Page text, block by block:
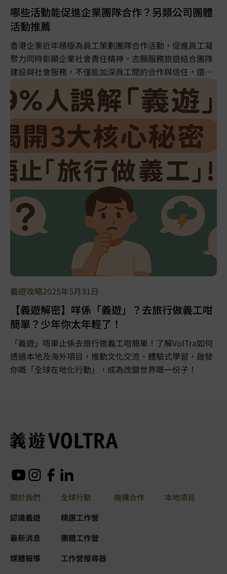
哪些活動能促進企業團隊合作？另類公司團體
活動推薦
香港企業近年積極為員工策劃團隊合作活動，促進員工凝
聚力同時彰顯企業社會責任精神。志願服務旅遊結合團隊
建設與社會服務，不僅能加深員工間的合作與信任，還能
讓團隊在跨文化交流中為社會出一分力。
義遊攻略2025年5月31日
【義遊解密】咩係「義遊」？去旅行做義工咁
簡單？少年你太年輕了！
「義遊」唔單止係去旅行做義工咁簡單！了解VolTra如何
透過本地及海外項目，推動文化交流、體驗式學習，啟發
你嘅「全球在地化行動」，成為改變世界嘅一份子！
關於我們
認識義遊
最新消息
媒體報導
全球行動
精選工作營
團體工作營
工作營搜尋器
本地項目
機構合作